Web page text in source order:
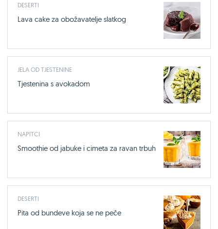
DESERTI
Lava cake za obožavatelje slatkog
JELA OD TJESTENINE
Tjestenina s avokadom
NAPITCI
Smoothie od jabuke i cimeta za ravan trbuh
DESERTI
Pita od bundeve koja se ne peče